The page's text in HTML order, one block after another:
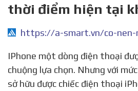
thời điểm hiện tại
IPhone một dòng điện thoại được nhiều người ưa
chuộng lựa chọn. Nhưng với
sở hữu được chiếc điện thoại